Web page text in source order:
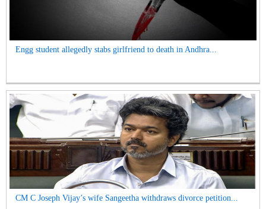
Engg student allegedly stabs girlfriend to death in Andhra...
CM C Joseph Vijay’s wife Sangeetha withdraws divorce petition...